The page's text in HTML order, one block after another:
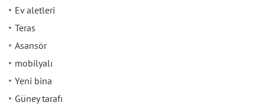
Ev aletleri
Teras
Asansör
mobilyalı
Yeni bina
Güney tarafı